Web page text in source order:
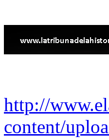
http://
content/